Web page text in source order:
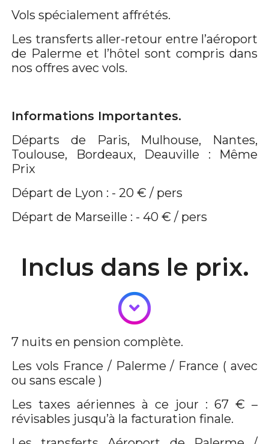
Vols spécialement affrétés.
Les transferts aller-retour entre l’aéroport
de Palerme et l’hôtel sont compris dans
nos offres avec vols.
Informations Importantes.
Départs de Paris, Mulhouse, Nantes,
Toulouse, Bordeaux, Deauville : Même
Prix
Départ de Lyon : - 20 € / pers
Départ de Marseille : - 40 € / pers
Inclus dans le prix.
7 nuits en pension complète.
Les vols France / Palerme / France ( avec
ou sans escale )
Les taxes aériennes à ce jour : 67 € –
révisables jusqu’à la facturation finale.